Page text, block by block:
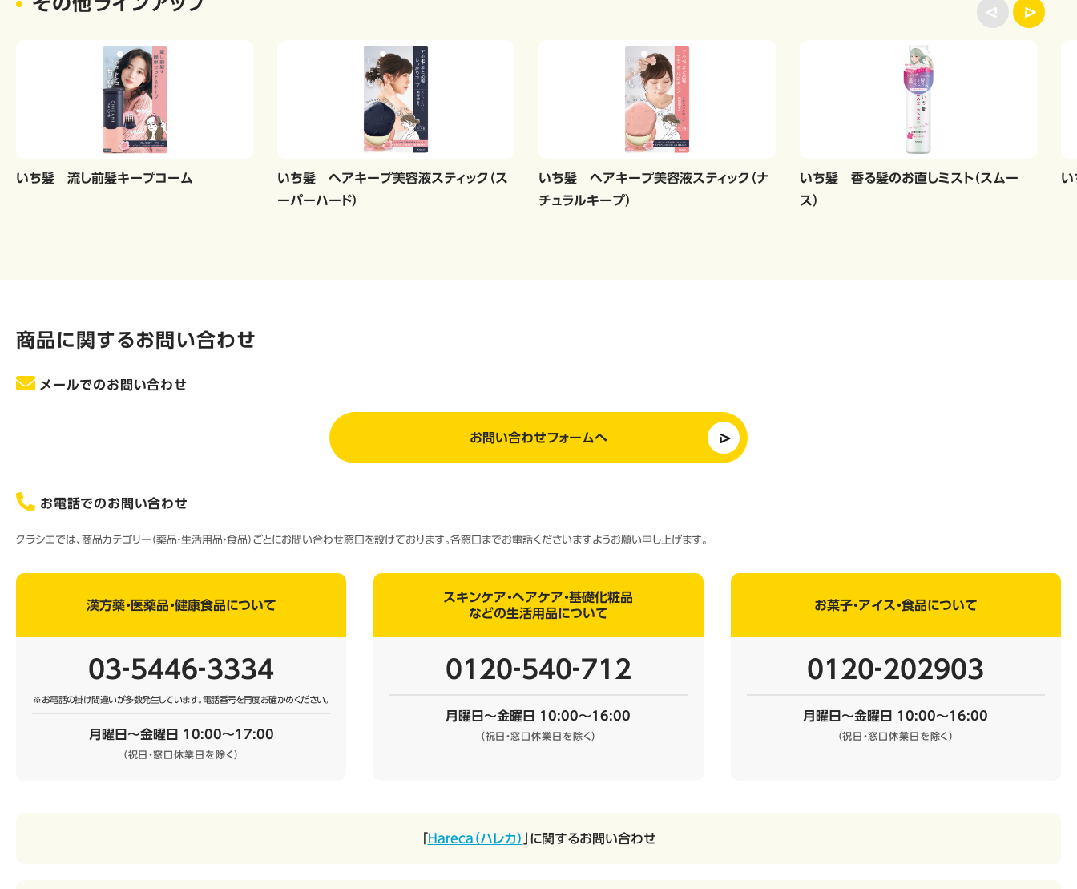
いち髪 流し前髪キープコーム
いち髪 ヘアキープ美容液スティック（ス
ーパーハード）
いち髪 ヘアキープ美容液スティック（ナ
チュラルキープ）
いち髪 香る髪のお直しミスト（スムー
ス）
い
商品に関するお問い合わせ
メールでのお問い合わせ
お問い合わせフォームへ
お電話でのお問い合わせ
クラシエでは、商品カテゴリー（薬品・生活用品・食品）ごとにお問い合わせ窓口を設けております。各窓口までお電話くださいますようお願い申し上げます。
漢方薬・医薬品・健康食品について
03‐5446‐3334
※お電話の掛け間違いが多数発生しています。電話番号を再度お確かめください。
月曜日～金曜日 10:00～17:00
（祝日・窓口休業日を除く）
スキンケア・ヘアケア・基礎化粧品
などの生活用品について
0120‐540‐712
月曜日～金曜日 10:00～16:00
（祝日・窓口休業日を除く）
お菓子・アイス・食品について
0120‐202903
月曜日～金曜日 10:00～16:00
（祝日・窓口休業日を除く）
Hareca（ハレカ） 」に関するお問い合わせ